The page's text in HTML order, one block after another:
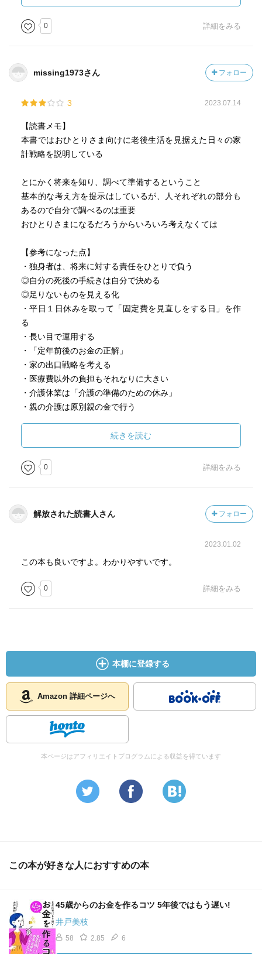
・ 普通預金に置きっぱなしはすぐやめる
・ 離れて暮らす親族を扶養に入れる
・ ふるさと納税は必ずやる
・「とりあえず財形貯蓄」の思考停止をやめる
・ つみたてNISAとiDeCo、独身者によいのは？
・ 年金を少しでも増額するためにできること
・ 民間の年金保険には入るべき？
第４章 住まいはどうする？
・現役時、定年後、終の棲家に分けて考えよう
・いつ買うべきか？住宅ローンは？
・老後の新たな選択肢「高齢者シェアハウス」「多世代シ
・「高齢ひとり暮らしが賃貸に入れない！」の不安解消は
・就業不能保険に入っておく
・医療保険はどれくらい必要か
・健康保険限度額適用認定証を取っておこう
・民間の介護保険で、介護の安心も買っておこう
・手術の同意書にサインしてくれる人を必ずキープ
・独身者は親の介護を押し付けられがち
・会社の介護制度を確認しておく
・一緒に住んでたら必ず「世帯分離」
0 詳細をみる
missing1973さん フォロー
3 2023.07.14
【読書メモ】
本書ではおひとりさま向けに老後生活を見据えた日々の家
計戦略を説明している
とにかく将来を知り、調べて準備するということ
基本的な考え方を提示はしているが、人それぞれの部分も
あるので自分で調べるのは重要
おひとりさまになるだろうからいろいろ考えなくては
【参考になった点】
・独身者は、将来に対する責任をひとりで負う
◎自分の死後の手続きは自分で決める
◎足りないものを見える化
・平日１日休みを取って「固定費を見直しをする日」を作
る
・長い目で運用する
・「定年前後のお金の正解」
・家の出口戦略を考える
・医療費以外の負担もそれなりに大きい
・介護休業は「介護の準備のための休み」
・親の介護は原別親の金で行う
・自分の死後のことを考える
◎年１回（例えば誕生日とかに）「エンディングノートの
日」と決めて見直す
【独身者は、既婚者とはお金＆老後対策のポイントが違
「独身」は今やひとつのライフスタイル。
を中心に設計されており、独身者は不利な場合がありま
おひとりさまのクライアントを多く持つ税理士が、幸せな
続きを読む
0 詳細をみる
解放された読書人さん フォロー
2023.01.02
この本も良いですよ。わかりやすいです。
0 詳細をみる
本棚に登録する
Amazon 詳細ページへ
本ページはアフィリエイトプログラムによる収益を得ています
この本が好きな人におすすめの本
45歳からのお金を作るコツ 5年後ではもう遅い!
井戸美枝
58 2.85 6